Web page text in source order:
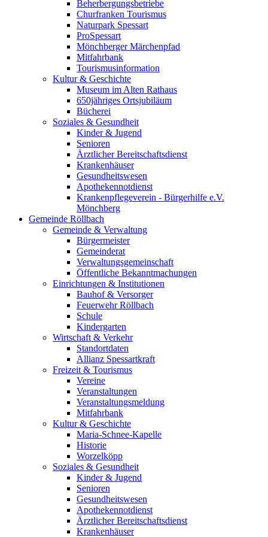
Beherbergungsbetriebe
Churfranken Tourismus
Naturpark Spessart
ProSpessart
Mönchberger Märchenpfad
Mitfahrbank
Tourismusinformation
Kultur & Geschichte
Museum im Alten Rathaus
650jähriges Ortsjubiläum
Bücherei
Soziales & Gesundheit
Kinder & Jugend
Senioren
Ärztlicher Bereitschaftsdienst
Krankenhäuser
Gesundheitswesen
Apothekennotdienst
Krankenpflegeverein - Bürgerhilfe e.V.
Mönchberg
Gemeinde Röllbach
Gemeinde & Verwaltung
Bürgermeister
Gemeinderat
Verwaltungsgemeinschaft
Öffentliche Bekanntmachungen
Einrichtungen & Institutionen
Bauhof & Versorger
Feuerwehr Röllbach
Schule
Kindergarten
Wirtschaft & Verkehr
Standortdaten
Allianz Spessartkraft
Freizeit & Tourismus
Vereine
Veranstaltungen
Veranstaltungsmeldung
Mitfahrbank
Kultur & Geschichte
Maria-Schnee-Kapelle
Historie
Worzelköpp
Soziales & Gesundheit
Kinder & Jugend
Senioren
Gesundheitswesen
Apothekennotdienst
Ärztlicher Bereitschaftsdienst
Krankenhäuser